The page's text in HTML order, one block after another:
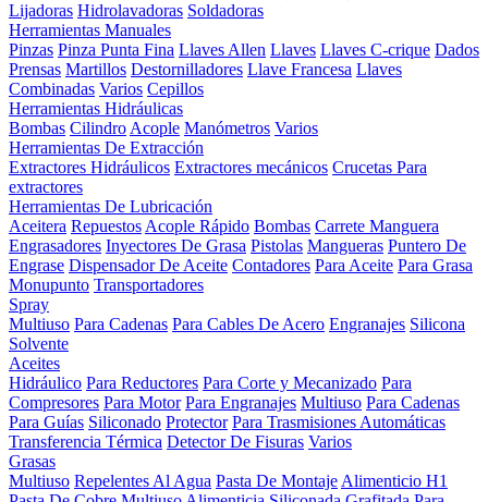
Lijadoras Hidrolavadoras Soldadoras
Herramientas Manuales
Pinzas Pinza Punta Fina Llaves Allen Llaves Llaves C-crique Dados
Prensas Martillos Destornilladores Llave Francesa Llaves
Combinadas Varios Cepillos
Herramientas Hidráulicas
Bombas Cilindro Acople Manómetros Varios
Herramientas De Extracción
Extractores Hidráulicos Extractores mecánicos Crucetas Para
extractores
Herramientas De Lubricación
Aceitera Repuestos Acople Rápido Bombas Carrete Manguera
Engrasadores Inyectores De Grasa Pistolas Mangueras Puntero De
Engrase Dispensador De Aceite Contadores Para Aceite Para Grasa
Monupunto Transportadores
Spray
Multiuso Para Cadenas Para Cables De Acero Engranajes Silicona
Solvente
Aceites
Hidráulico Para Reductores Para Corte y Mecanizado Para
Compresores Para Motor Para Engranajes Multiuso Para Cadenas
Para Guías Siliconado Protector Para Trasmisiones Automáticas
Transferencia Térmica Detector De Fisuras Varios
Grasas
Multiuso Repelentes Al Agua Pasta De Montaje Alimenticio H1